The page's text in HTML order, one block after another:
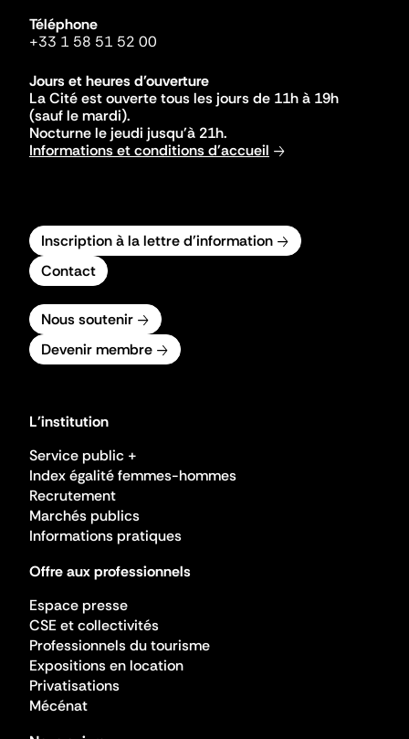
Téléphone
+33 1 58 51 52 00
Jours et heures d'ouverture
La Cité est ouverte tous les jours de 11h à 19h
(sauf le mardi).
Nocturne le jeudi jusqu'à 21h.
Informations et conditions d'accueil
Inscription à la lettre d'information
Contact
Nous soutenir
Devenir membre
L'institution
Service public +
Index égalité femmes-hommes
Recrutement
Marchés publics
Informations pratiques
Offre aux professionnels
Espace presse
CSE et collectivités
Professionnels du tourisme
Expositions en location
Privatisations
Mécénat